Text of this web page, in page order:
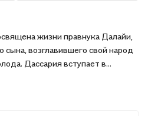
жизни правнука Далайи,
возглавившего свой народ
Дассария вступает в
Азии в Индию ведёт